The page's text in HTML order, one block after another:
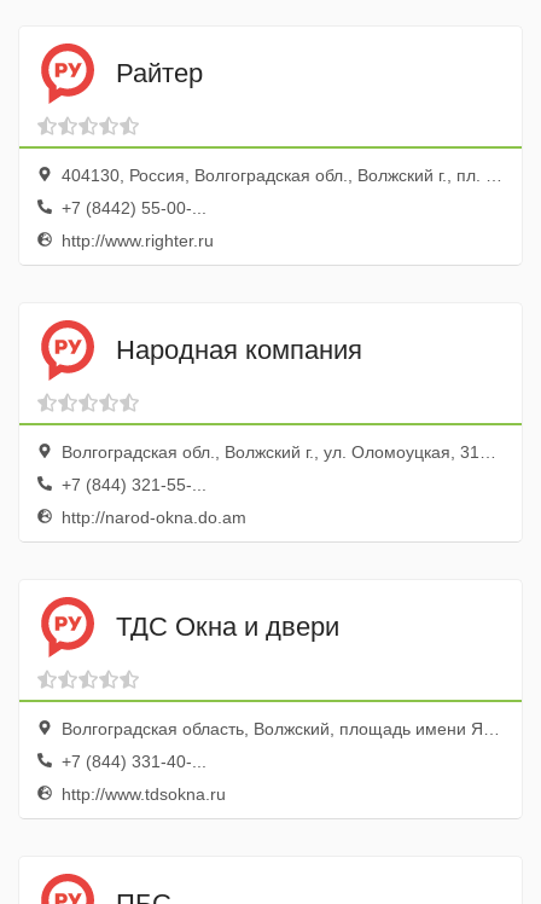
Райтер
404130, Россия, Волгоградская обл., Волжский г., пл. Труда, 19
+7 (8442) 55-00-...
http://www.righter.ru
Народная компания
Волгоградская обл., Волжский г., ул. Оломоуцкая, 31в, оф. 16
+7 (844) 321-55-...
http://narod-okna.do.am
ТДС Окна и двери
Волгоградская область, Волжский, площадь имени Я.М. Свердлова, 4
+7 (844) 331-40-...
http://www.tdsokna.ru